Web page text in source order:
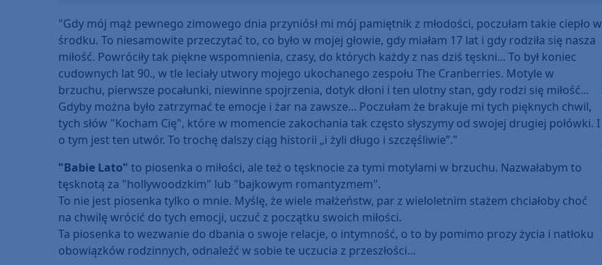
"Gdy mój mąż pewnego zimowego dnia przyniósł mi mój pamiętnik z młodości, poczułam takie ciepło w
środku. To niesamowite przeczytać to, co było w mojej głowie, gdy miałam 17 lat i gdy rodziła się nasza
miłość. Powróciły tak piękne wspomnienia, czasy, do których każdy z nas dziś tęskni... To był koniec
cudownych lat 90., w tle leciały utwory mojego ukochanego zespołu The Cranberries. Motyle w
brzuchu, pierwsze pocałunki, niewinne spojrzenia, dotyk dłoni i ten ulotny stan, gdy rodzi się miłość...
Gdyby można było zatrzymać te emocje i żar na zawsze... Poczułam że brakuje mi tych pięknych chwil,
tych słów "Kocham Cię", które w momencie zakochania tak często słyszymy od swojej drugiej połówki. I
o tym jest ten utwór. To trochę dalszy ciąg historii „i żyli długo i szczęśliwie”."
"Babie Lato" to piosenka o miłości, ale też o tęsknocie za tymi motylami w brzuchu. Nazwałabym to
tęsknotą za "hollywoodzkim" lub "bajkowym romantyzmem".
To nie jest piosenka tylko o mnie. Myślę, że wiele małżeństw, par z wieloletnim stażem chciałoby choć
na chwilę wrócić do tych emocji, uczuć z początku swoich miłości.
Ta piosenka to wezwanie do dbania o swoje relacje, o intymność, o to by pomimo prozy życia i natłoku
obowiązków rodzinnych, odnaleźć w sobie te uczucia z przeszłości…